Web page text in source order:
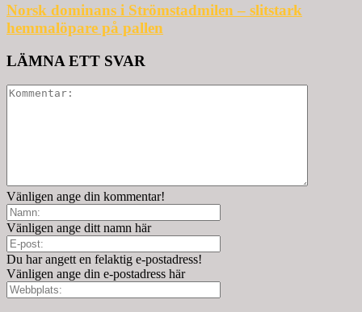
Norsk dominans i Strömstadmilen – slitstark
hemmalöpare på pallen
LÄMNA ETT SVAR
Vänligen ange din kommentar!
Vänligen ange ditt namn här
Du har angett en felaktig e-postadress!
Vänligen ange din e-postadress här